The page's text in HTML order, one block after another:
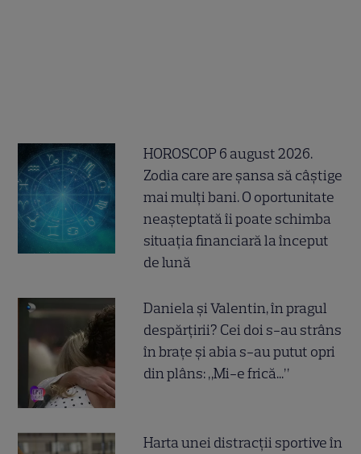
HOROSCOP 6 august 2026.
Zodia care are șansa să câștige
mai mulți bani. O oportunitate
neașteptată îi poate schimba
situația financiară la început
de lună
Daniela și Valentin, în pragul
despărțirii? Cei doi s-au strâns
în brațe și abia s-au putut opri
din plâns: „Mi-e frică...”
Harta unei distracții sportive în